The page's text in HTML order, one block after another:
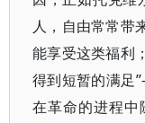
人，自由常常带
能享受这类福利
得到短暂的满足
在革命的进程